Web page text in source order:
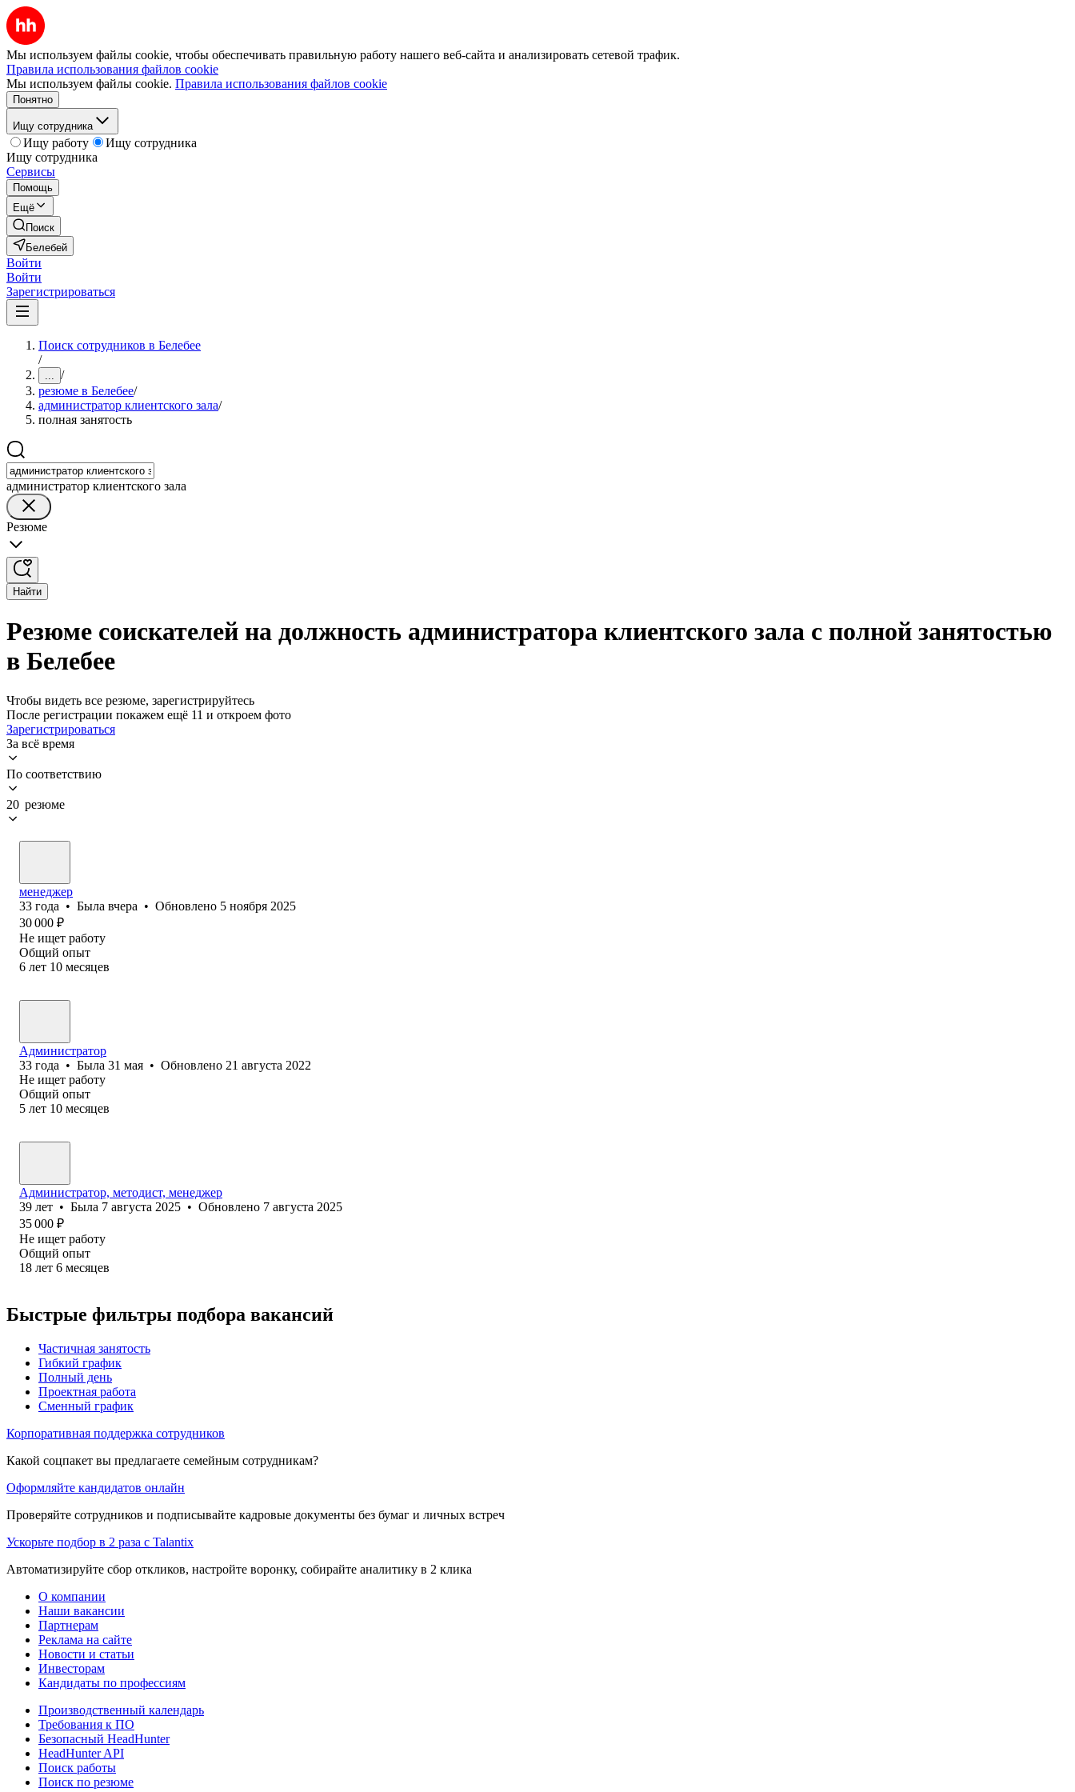
Мы используем файлы cookie, чтобы обеспечивать правильную работу нашего веб-сайта и анализировать сетевой трафик.
Правила использования файлов cookie
Мы используем файлы cookie. Правила использования файлов cookie
Понятно
Ищу сотрудника
Ищу работу
Ищу сотрудника
Ищу сотрудника
Сервисы
Помощь
Ещё
Поиск
Белебей
Войти
Войти
Зарегистрироваться
Поиск сотрудников в Белебее
/
... /
резюме в Белебее/
администратор клиентского зала/
полная занятость
администратор клиентского зала
Резюме
Найти
Резюме соискателей на должность администратора клиентского зала с полной занятостью
в Белебее
Чтобы видеть все резюме, зарегистрируйтесь
После регистрации покажем ещё 11 и откроем фото
Зарегистрироваться
За всё время
По соответствию
20 резюме
менеджер
33 года • Была вчера • Обновлено 5 ноября 2025
30 000 ₽
Не ищет работу
Общий опыт
6 лет 10 месяцев
Администратор
33 года • Была 31 мая • Обновлено 21 августа 2022
Не ищет работу
Общий опыт
5 лет 10 месяцев
Администратор, методист, менеджер
39 лет • Была 7 августа 2025 • Обновлено 7 августа 2025
35 000 ₽
Не ищет работу
Общий опыт
18 лет 6 месяцев
Быстрые фильтры подбора вакансий
Частичная занятость
Гибкий график
Полный день
Проектная работа
Сменный график
Корпоративная поддержка сотрудников
Какой соцпакет вы предлагаете семейным сотрудникам?
Оформляйте кандидатов онлайн
Проверяйте сотрудников и подписывайте кадровые документы без бумаг и личных встреч
Ускорьте подбор в 2 раза с Talantix
Автоматизируйте сбор откликов, настройте воронку, собирайте аналитику в 2 клика
О компании
Наши вакансии
Партнерам
Реклама на сайте
Новости и статьи
Инвесторам
Кандидаты по профессиям
Производственный календарь
Требования к ПО
Безопасный HeadHunter
HeadHunter API
Поиск работы
Поиск по резюме